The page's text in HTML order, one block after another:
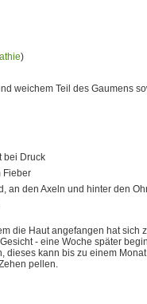
)
weichem Teil des Gaumens
bei Druck
Fieber
an den Axeln und hinter den
die Haut angefangen hat sich
- eine Woche später
dieses kann bis zu einem
pellen.